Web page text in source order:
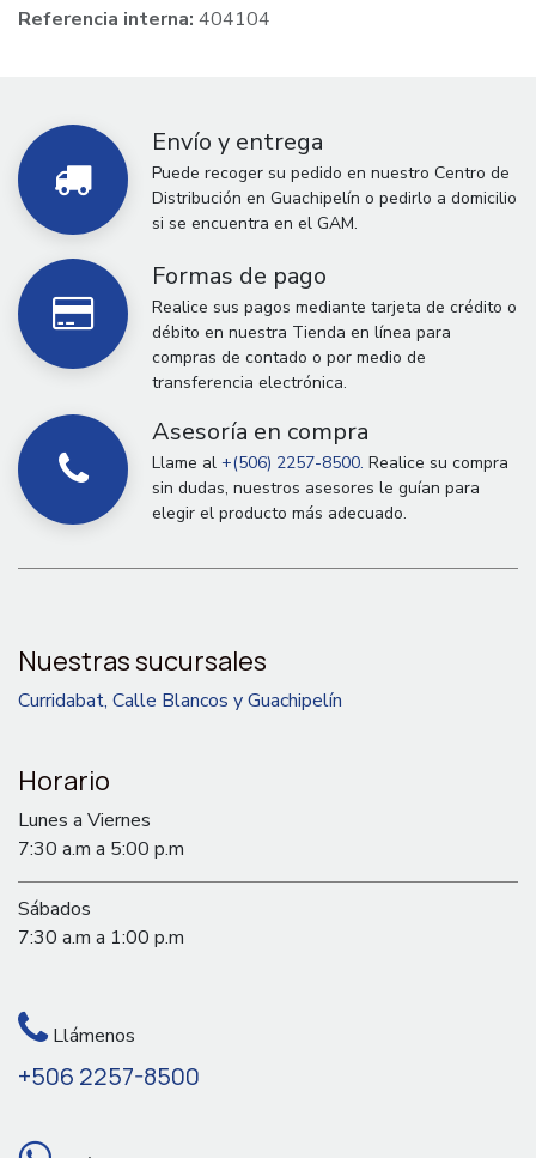
Referencia interna: 404104
Envío y entrega
Puede recoger su pedido en nuestro Centro de
Distribución en Guachipelín o pedirlo a domicilio
si se encuentra en el GAM.
Formas de pago
Realice sus pagos mediante tarjeta de crédito o
débito en nuestra Tienda en línea para
compras de contado o por medio de
transferencia electrónica.
Asesoría en compra
Llame al +(506) 2257-8500. Realice su compra
sin dudas, nuestros asesores le guían para
elegir el producto más adecuado.
Nuestras sucursales
Curridabat, Calle Blancos y Guachipelín
Horario
Lunes a Viernes
7:30 a.m a 5:00 p.m
Sábados
7:30 a.m a 1:00 p.m
Llámenos
+506 2257-8500